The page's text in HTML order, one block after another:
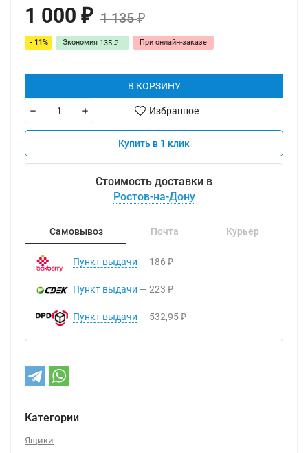
1 000 ₽ 1 135₽
- 11% Экономия 135 ₽ При онлайн-заказе
В КОРЗИНУ
Избранное
Купить в 1 клик
Стоимость доставки в
Ростов-на-Дону
Самовывоз Почта Курьер
Пункт выдачи 186 ₽
Пункт выдачи 223 ₽
Пункт выдачи 532,95 ₽
Категории
Ящики